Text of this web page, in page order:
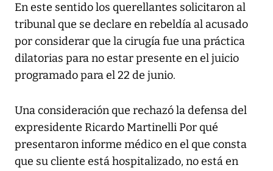
En este sentido los querellantes solicitaron al
tribunal que se declare en rebeldía al acusado
por considerar que la cirugía fue una práctica
dilatorias para no estar presente en el juicio
programado para el 22 de junio.
Una consideración que rechazó la defensa del
expresidente Ricardo Martinelli Por qué
presentaron informe médico en el que consta
que su cliente está hospitalizado, no está en